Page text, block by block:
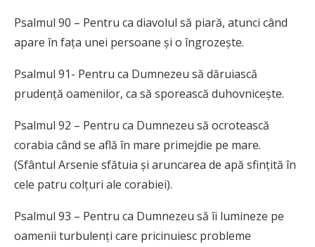
Psalmul 90 – Pentru ca diavolul să piară, atunci când
apare în fața unei persoane și o îngrozește.
Psalmul 91- Pentru ca Dumnezeu să dăruiască
prudență oamenilor, ca să sporească duhovnicește.
Psalmul 92 – Pentru ca Dumnezeu să ocrotească
corabia când se află în mare primejdie pe mare.
(Sfântul Arsenie sfătuia și aruncarea de apă sfințită în
cele patru colțuri ale corabiei).
Psalmul 93 – Pentru ca Dumnezeu să îi lumineze pe
oamenii turbulenți care pricinuiesc probleme